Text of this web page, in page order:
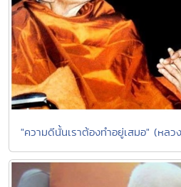
"ความดีนั้นเราต้องทำอยู่เสมอ" (หล